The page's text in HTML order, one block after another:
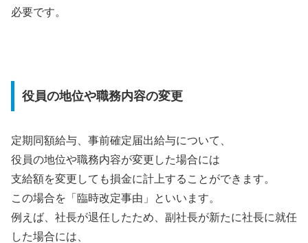
必要です。
役員の地位や職務内容の変更
定期同額給与、事前確定届出給与について、
役員の地位や職務内容が変更した場合には
支給額を変更しても損金に計上することができます。
この場合を「臨時改定事由」といいます。
例えば、社長が退任したため、副社長が新たに社長に就任
した場合には、